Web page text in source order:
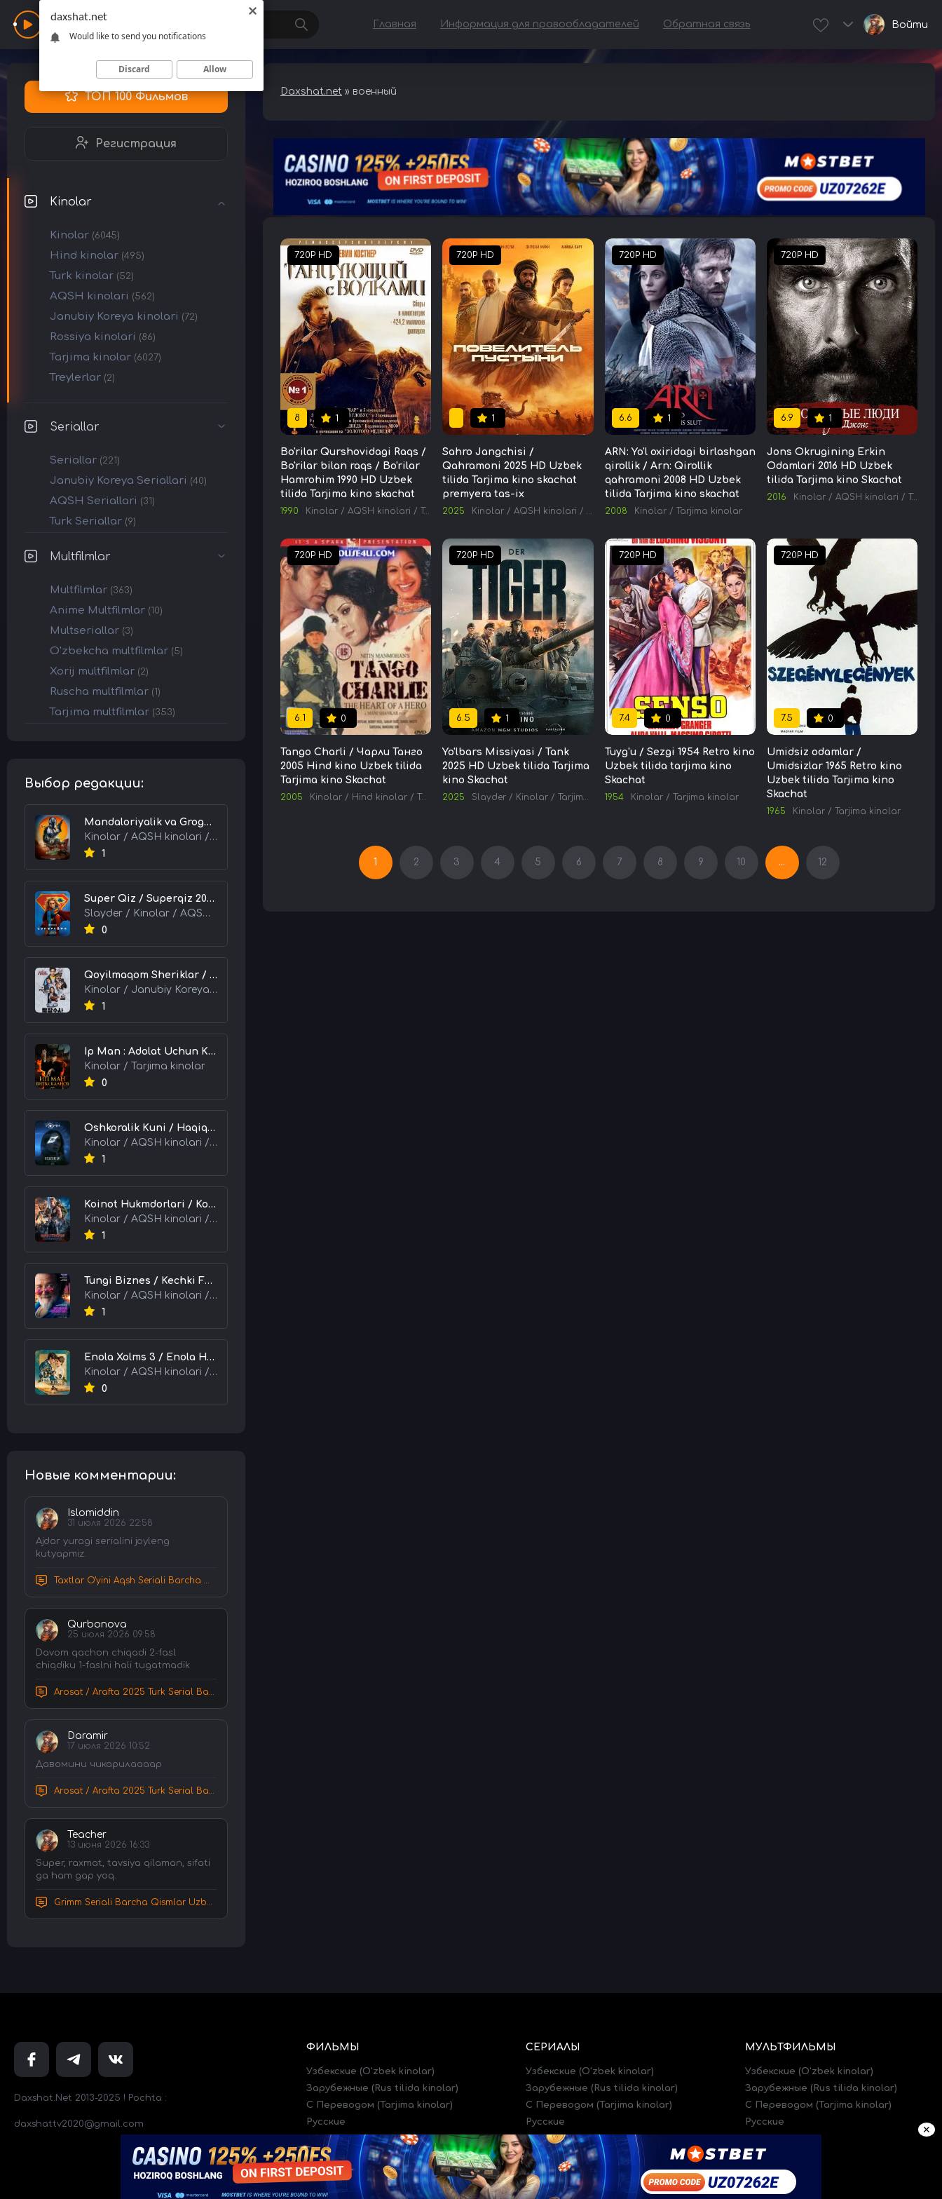
Daxshat Главная Информация для правообладателей Обратная связь Войти
ТОП 100 Фильмов
Регистрация
Kinolar
Kinolar (6045)
Hind kinolar (495)
Turk kinolar (52)
AQSH kinolari (562)
Janubiy Koreya kinolari (72)
Rossiya kinolari (86)
Tarjima kinolar (6027)
Treylerlar (2)
Seriallar
Seriallar (221)
Janubiy Koreya Seriallari (40)
AQSH Seriallari (31)
Turk Seriallar (9)
Multfilmlar
Multfilmlar (363)
Anime Multfilmlar (10)
Multseriallar (3)
O'zbekcha multfilmlar (5)
Xorij multfilmlar (2)
Ruscha multfilmlar (1)
Tarjima multfilmlar (353)
Выбор редакции:
Mandaloriyalik va Grogu 2026 HD Uzbek tilida Tarjima kino skachat tas-ix
Kinolar / AQSH kinolari / Tarjima kinolar
1
Super Qiz / Superqiz 2026 HD Uzbek tilida Tarjima kino skachat tas-ix
Slayder / Kinolar / AQSH kinolari / Tarjima kinolar
0
Qoyilmaqom Sheriklar / Ideal Hamkorlar / Eng Kuchli Duet 2026 HD Uzbek tilida Tarjima kino skachat tas-ix
Kinolar / Janubiy Koreya kinolari / Tarjima kinolar
1
Ip Man : Adolat Uchun Kurash / Ip Man: Klanlar Jangi / Buyuk Ustoz Ip Man 2 2026 HD Uzbek tilida Tarjima kino skachat tas-ix
Kinolar / Tarjima kinolar
0
Oshkoralik Kuni / Haqiqat Oshkor Bo'lgan Kun / Sirlar Ochiladigan Kun 2026 HD Uzbek tilida Tarjima kino skachat tas-ix
Kinolar / AQSH kinolari / Tarjima kinolar
1
Koinot Hukmdorlari / Koinot Himoyachilari / Koinot Egalari 2026 HD Uzbek tilida tas-ix tarjima kino skachat
Kinolar / AQSH kinolari / Tarjima kinolar
1
Tungi Biznes / Kechki Faoliyat / Tijorat 2026 HD Uzbek tilida Tarjima kino skachat tas-ix
Kinolar / AQSH kinolari / Tarjima kinolar
1
Enola Xolms 3 / Enola Holms 3 2026 HD Uzbek tilida Tarjima kino tas-ix skachat
Kinolar / AQSH kinolari / Tarjima kinolar
0
Новые комментарии:
Islomiddin
31 июля 2026 22:58
Ajdar yuragi serialini joyleng
kutyapmiz.
Taxtlar O'yini Aqsh Seriali Barcha Qismlar Uzbek tilida Tarjima Serial HD Skachat
Qurbonova
25 июля 2026 09:58
Davom qachon chiqadi 2-fasl
chiqdiku 1-faslni hali tugatmadik
Arosat / Arafta 2025 Turk Serial Barcha Qismlar Uzbek tilida Tarjima Serial tas-ix skachat
Daramir
17 июля 2026 10:52
Давомини чикарилаааар
Arosat / Arafta 2025 Turk Serial Barcha Qismlar Uzbek tilida Tarjima Serial tas-ix skachat
Teacher
13 июня 2026 16:33
Super, raxmat, tavsiya qilaman, sifati
ga ham gap yoq.
Grimm Seriali Barcha Qismlar Uzbek tilida Tarjima serial HD Skachat
Daxshat.net » военный
720P HD
8 1
Bo'rilar Qurshovidagi Raqs /
Bo'rilar bilan raqs / Bo'rilar
Hamrohim 1990 HD Uzbek
tilida Tarjima kino skachat
1990 Kinolar / AQSH kinolari /
720P HD
1
Sahro Jangchisi /
Qahramoni 2025 HD Uzbek
tilida Tarjima kino skachat
premyera tas-ix
2025 Kinolar /AQSH kinolari /Tarjima kinolar
720P HD
6.6 1
ARN: Yo'l oxiridagi birlashgan
qirollik / Arn: Qirollik
qahramoni 2008 HD Uzbek
tilida Tarjima kino skachat
2008 Kinolar/ Tarjima kinolar
720P HD
6.9 1
Jons Okrugining Erkin
Odamlari 2016 HD Uzbek
tilida Tarjima kino Skachat
2016 Kinolar/ AQSH kinolari /
720P HD
6.1 0
Tango Charli / Чарли Танго
2005 Hind kino Uzbek tilida
Tarjima kino Skachat
2005 Kinolar / Hind kinolar /
720P HD
6.5 1
Yo'lbars Missiyasi / Tank
2025 HD Uzbek tilida Tarjima
kino Skachat
2025 Slayder / Kinolar / Tarjima kinolar
720P HD
7.4 0
Tuyg'u / Sezgi 1954 Retro kino
Uzbek tilida tarjima kino
Skachat
1954 Kinolar/ Tarjima kinolar
720P HD
7.5 0
Umidsiz odamlar /
Umidsizlar 1965 Retro kino
Uzbek tilida Tarjima kino
Skachat
1965 Kinolar/ Tarjima kinolar
1 2 3 4 5 6 7 8 9 10 ... 12
Daxshat.Net 2013-2025 ! Pochta :
daxshattv2020@gmail.com
ФИЛЬМЫ
Узбекские (O'zbek kinolar)
Зарубежные (Rus tilida kinolar)
C Переводом (Tarjima kinolar)
Русские
Трейлеры (Treylerlar)
СЕРИАЛЫ
Узбекские (O'zbek kinolar)
Зарубежные (Rus tilida kinolar)
C Переводом (Tarjima kinolar)
Русские
Трейлеры (Treylerlar)
МУЛЬТФИЛЬМЫ
Узбекские (O'zbek kinolar)
Зарубежные (Rus tilida kinolar)
C Переводом (Tarjima kinolar)
Русские
✕
daxshat.net
Would like to send you notifications
Discard Allow